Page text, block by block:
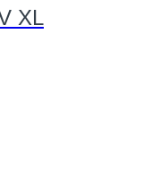
XL